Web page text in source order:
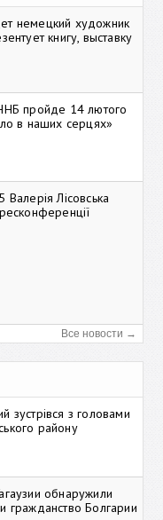
немецкий художник
книгу, выставку
пройде 14 лютого
в наших серцях»
Валерія Лісовська
Все новости →
зустрівся з головами
району
обнаружили
гражданство Болгарии